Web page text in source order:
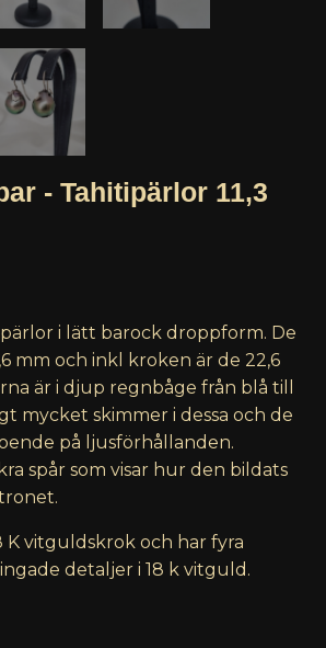
- Tahitipärlor 11,3
i lätt barock droppform. De
mm och inkl kroken är de 22,6
är i djup regnbåge från blå till
mycket skimmer i dessa och de
på ljusförhållanden.
spår som visar hur den bildats
K vitguldskrok och har fyra
detaljer i 18 k vitguld.